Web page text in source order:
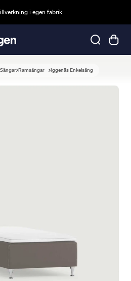
i egen fabrik
Sängar Ramsängar Iggenäs Enkelsäng